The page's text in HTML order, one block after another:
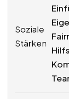
Soziale
Stärken